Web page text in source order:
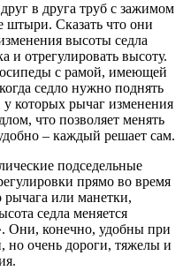
в друга труб с зажимом
штыри. Сказать что они
высоты седла
и отрегулировать высоту.
с рамой, имеющей
седло нужно поднять
которых рычаг изменения
что позволяет менять
– каждый решает сам.
подседельные
прямо во время
или манетки,
седла меняется
Они, конечно, удобны при
но очень дороги, тяжелы и